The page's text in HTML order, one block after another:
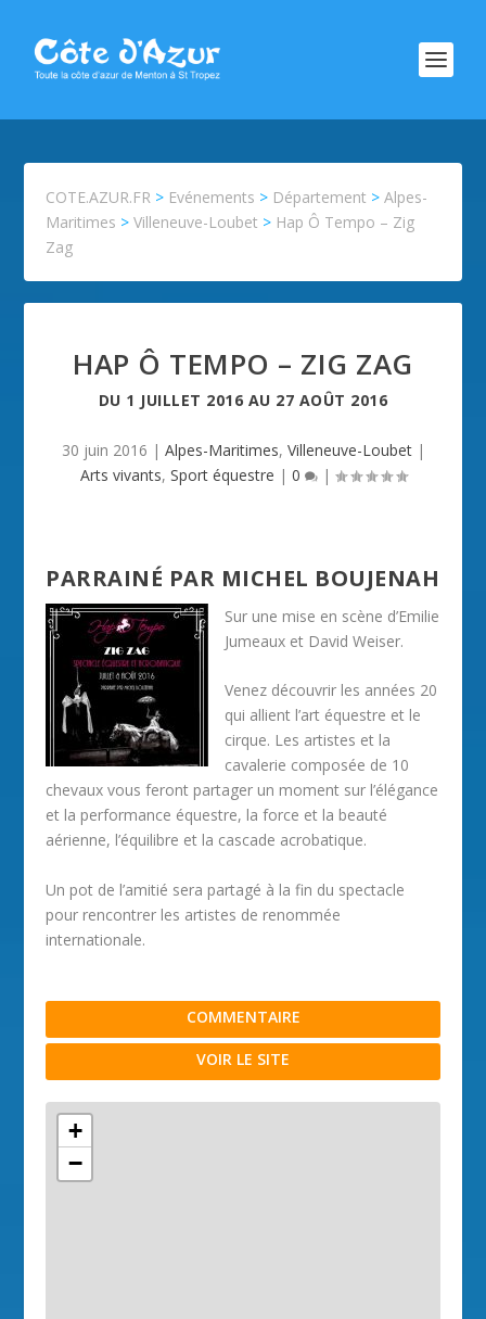
COTE.AZUR.FR > Evénements > Département >Alpes-
Maritimes >Villeneuve-Loubet > Hap Ô Tempo – Zig
Zag
HAP Ô TEMPO – ZIG ZAG
DU 1 JUILLET 2016 AU 27 AOÛT 2016
30 juin 2016 | Alpes-Maritimes, Villeneuve-Loubet|
Arts vivants, Sport équestre | 0 |
PARRAINÉ PAR MICHEL BOUJENAH
Sur une mise en scène d’Emilie
Jumeaux et David Weiser.
Venez découvrir les années 20
qui allient l’art équestre et le
cirque. Les artistes et la
cavalerie composée de 10
chevaux vous feront partager un moment sur l’élégance
et la performance équestre, la force et la beauté
aérienne, l’équilibre et la cascade acrobatique.
Un pot de l’amitié sera partagé à la fin du spectacle
pour rencontrer les artistes de renommée
internationale.
COMMENTAIRE
VOIR LE SITE
+
−